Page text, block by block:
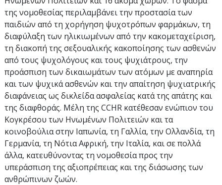
της νομοθεσίας περιλαμβάνει την προστασία των
παιδιών από τη χορήγηση ψυχοτρόπων φαρμάκων, τη
διαφύλαξη των ηλικιωμένων από την κακομεταχείριση,
τη διακοπή της σεξουαλικής κακοποίησης των ασθενών
από τους ψυχολόγους και τους ψυχιάτρους, την
προάσπιση των δικαιωμάτων των ατόμων με αναπηρία
και των ψυχικά ασθενών και την απαίτηση ψυχιατρικής
διαφάνειας ως δικλείδα ασφαλείας κατά της απάτης και
της διαφθοράς. Μέλη της CCHR κατέθεσαν ενώπιον του
Κογκρέσου των Ηνωμένων Πολιτειών και τα
κοινοβούλια στην Ιαπωνία, τη Γαλλία, την Ολλανδία, τη
Γερμανία, τη Νότια Αφρική, την Ιταλία, και σε πολλά
άλλα, κατευθύνοντας τη νομοθεσία προς την
υπεράσπιση της αξιοπρέπειας και της διάσωσης των
ανθρώπινων ζωών.